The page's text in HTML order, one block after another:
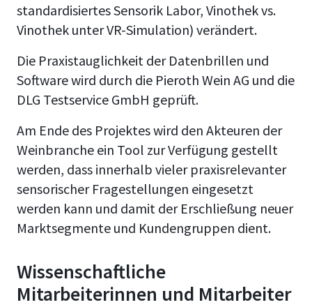
standardisiertes Sensorik Labor, Vinothek vs.
Vinothek unter VR-Simulation) verändert.
Die Praxistauglichkeit der Datenbrillen und
Software wird durch die Pieroth Wein AG und die
DLG Testservice GmbH geprüft.
Am Ende des Projektes wird den Akteuren der
Weinbranche ein Tool zur Verfügung gestellt
werden, dass innerhalb vieler praxisrelevanter
sensorischer Fragestellungen eingesetzt
werden kann und damit der Erschließung neuer
Marktsegmente und Kundengruppen dient.
Wissenschaftliche
Mitarbeiterinnen und Mitarbeiter